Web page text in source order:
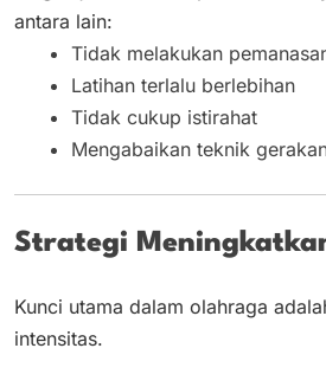
antara lain:
Tidak melakukan
Latihan terlalu berlebihan
Tidak cukup istirahat
Mengabaikan teknik
Strategi
Kunci utama dalam olahraga
intensitas.